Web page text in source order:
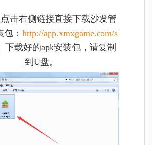
击右侧链接直接下载沙发管
包： http://app.xmxgame.com/s
下载好的apk安装包，请复制
到U盘。